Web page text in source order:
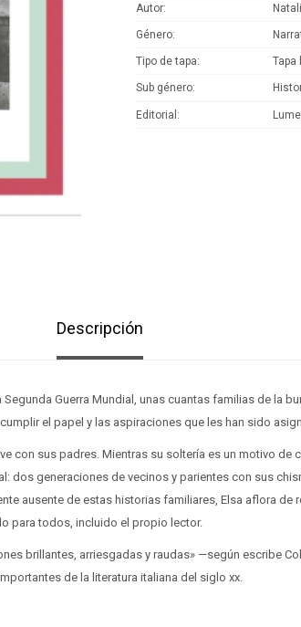
Autor
Género
Tipo de tapa Tapa
Sub género
Editorial
Descripción
Guerra Mundial, unas cuantas familias de la
el papel y las aspiraciones que les han sido
con sus padres. Mientras su soltería es un motivo de
dos generaciones de vecinos y parientes con sus
ausente de estas historias familiares, Elsa aflora de
para todos, incluido el propio lector.
brillantes, arriesgadas y raudas» —según escribe
de la literatura italiana del siglo xx.